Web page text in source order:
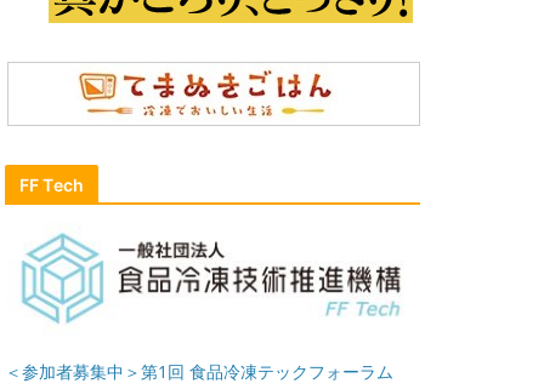
FF Tech
＜参加者募集中＞第1回 食品冷凍テックフォーラム